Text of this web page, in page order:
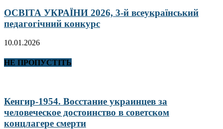
ОСВІТА УКРАЇНИ 2026, 3-й всеукраїнський
педагогічний конкурс
10.01.2026
НЕ ПРОПУСТІТЬ
Кенгир-1954. Восстание украинцев за
человеческое достоинство в советском
концлагере смерти